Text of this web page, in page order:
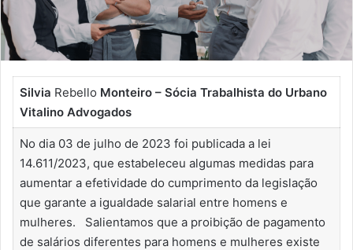
Silvia Rebello Monteiro – Sócia Trabalhista do Urbano
Vitalino Advogados
No dia 03 de julho de 2023 foi publicada a lei
14.611/2023, que estabeleceu algumas medidas para
aumentar a efetividade do cumprimento da legislação
que garante a igualdade salarial entre homens e
mulheres. Salientamos que a proibição de pagamento
de salários diferentes para homens e mulheres existe